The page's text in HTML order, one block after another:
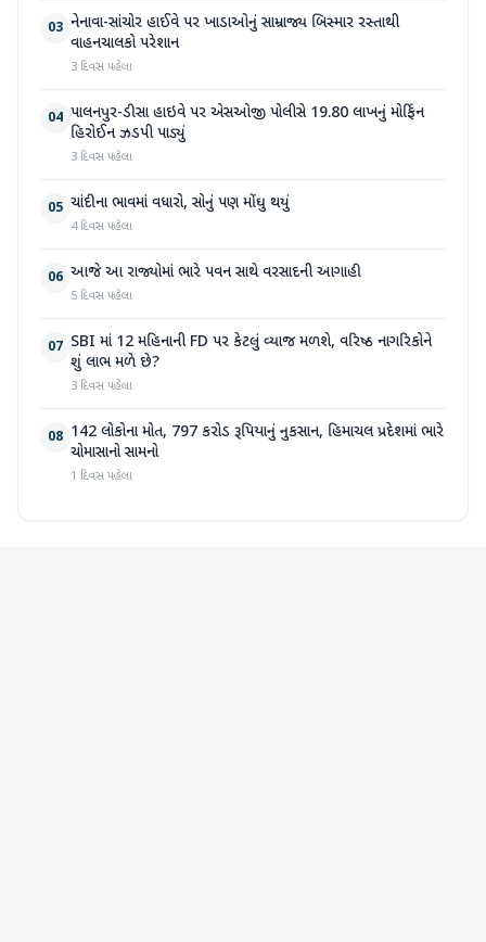
03 નેનાવા-સાંચોર હાઈવે પર ખાડાઓનું સામ્રાજ્ય બિસ્માર રસ્તાથી
વાહનચાલકો પરેશાન
3 દિવસ પહેલા
04 પાલનપુર-ડીસા હાઇવે પર એસઓજી પોલીસે 19.80 લાખનું મોર્ફિન
હિરોઈન ઝડપી પાડ્યું
3 દિવસ પહેલા
05 ચાંદીના ભાવમાં વધારો, સોનું પણ મોંઘુ થયું
4 દિવસ પહેલા
06 આજે આ રાજ્યોમાં ભારે પવન સાથે વરસાદની આગાહી
5 દિવસ પહેલા
07 SBI માં 12 મહિનાની FD પર કેટલું વ્યાજ મળશે, વરિષ્ઠ નાગરિકોને
શું લાભ મળે છે?
3 દિવસ પહેલા
08 142 લોકોના મોત, 797 કરોડ રૂપિયાનું નુકસાન, હિમાચલ પ્રદેશમાં ભારે
ચોમાસાનો સામનો
1 દિવસ પહેલા